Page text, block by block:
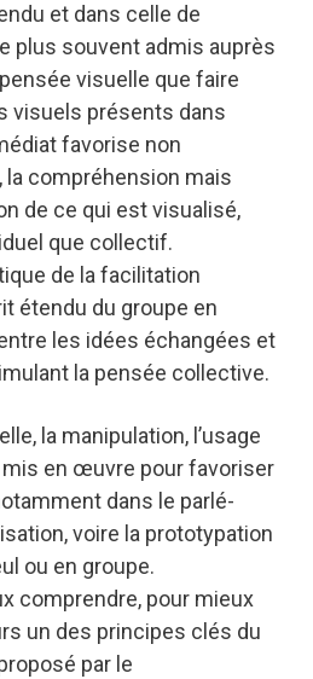
et dans celle de
plus souvent admis auprès
visuelle que faire
visuels présents dans
favorise non
la compréhension mais
de ce qui est visualisé,
que collectif.
de la facilitation
étendu du groupe en
les idées échangées et
la pensée collective.
la manipulation, l’usage
en œuvre pour favoriser
dans le parlé-
voire la prototypation
ou en groupe.
comprendre, pour mieux
un des principes clés du
par le